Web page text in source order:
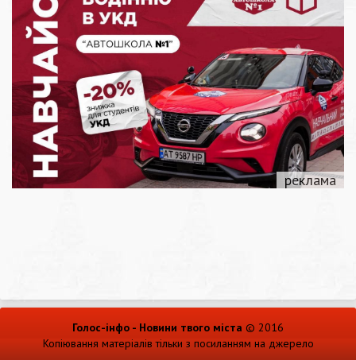
Голос-інфо - Новини твого міста © 2016
Копіювання матеріалів тільки з посиланням на джерело